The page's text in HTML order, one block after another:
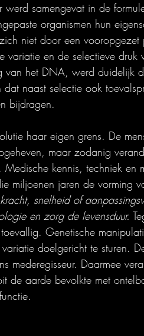
samengevat in de
organismen hun
niet door een
variatie en de selectieve druk
van het DNA, werd duidelijk
naast selectie ook
bijdragen.
haar eigen grens. De
maar zodanig
kennis, techniek en
miljoenen jaren de vorming
snelheid of
en zorg de levensduur.
Genetische
doelgericht te sturen.
mederegisseur. Daarmee
aarde bevolkte met